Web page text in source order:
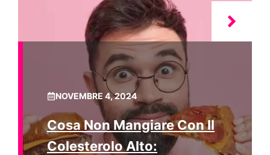
NOVEMBRE 4, 2024
Cosa Non Mangiare Con Il
Colesterolo Alto: